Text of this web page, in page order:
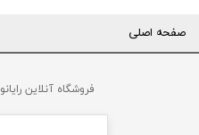
صفحه اصلی
فروشگاه آنلاین رایانو